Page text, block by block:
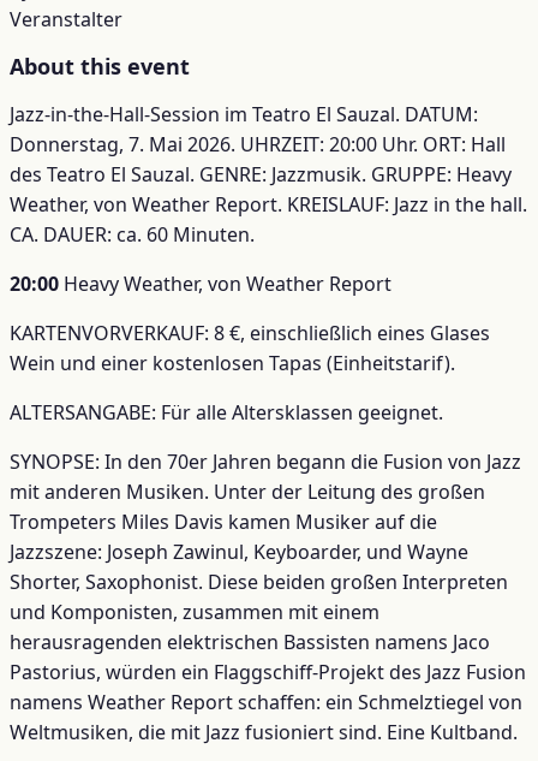
Veranstalter
About this event
Jazz-in-the-Hall-Session im Teatro El Sauzal. DATUM:
Donnerstag, 7. Mai 2026. UHRZEIT: 20:00 Uhr. ORT: Hall
des Teatro El Sauzal. GENRE: Jazzmusik. GRUPPE: Heavy
Weather, von Weather Report. KREISLAUF: Jazz in the hall.
CA. DAUER: ca. 60 Minuten.
20:00 Heavy Weather, von Weather Report
KARTENVORVERKAUF: 8 €, einschließlich eines Glases
Wein und einer kostenlosen Tapas (Einheitstarif).
ALTERSANGABE: Für alle Altersklassen geeignet.
SYNOPSE: In den 70er Jahren begann die Fusion von Jazz
mit anderen Musiken. Unter der Leitung des großen
Trompeters Miles Davis kamen Musiker auf die
Jazzszene: Joseph Zawinul, Keyboarder, und Wayne
Shorter, Saxophonist. Diese beiden großen Interpreten
und Komponisten, zusammen mit einem
herausragenden elektrischen Bassisten namens Jaco
Pastorius, würden ein Flaggschiff-Projekt des Jazz Fusion
namens Weather Report schaffen: ein Schmelztiegel von
Weltmusiken, die mit Jazz fusioniert sind. Eine Kultband.